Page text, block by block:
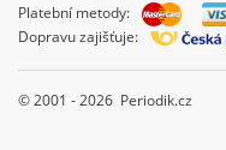
Platební metody:
Dopravu zajišťuje:
© 2001 - 2026 Periodik.cz